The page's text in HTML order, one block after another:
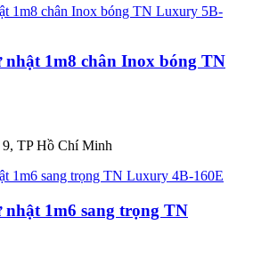
nhật 1m8 chân Inox bóng TN
TP Hồ Chí Minh
nhật 1m6 sang trọng TN